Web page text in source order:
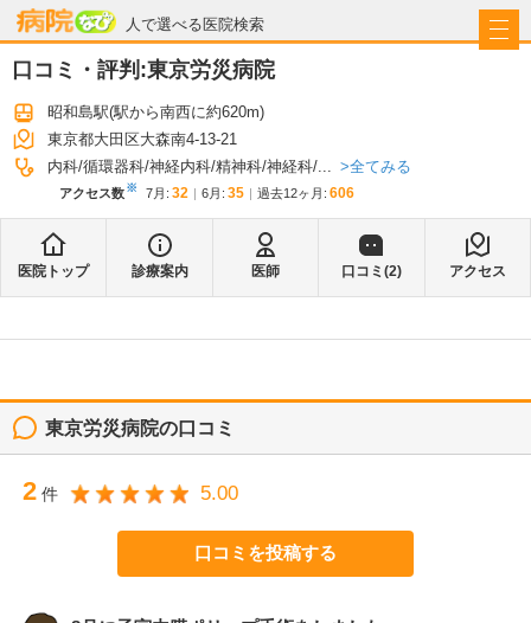
人で選べる医院検索
病院なび
口コミ・評判:東京労災病院
昭和島駅(駅から南西に約620m)
東京都大田区大森南4-13-21
内科 循環器科 神経内科 精神科 神経科 ... 全てみる
アクセス数※ 7月 : 32 6月 : 35 過去12ヶ月: 606
医院トップ 診療案内 医師 口コミ(2) アクセス
東京労災病院の口コミ
2 件 5.00
口コミを投稿する